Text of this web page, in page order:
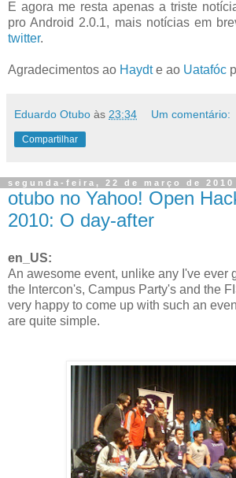
E agora me resta apenas a triste
pro Android 2.0.1, mais notícias em
twitter.
Agradecimentos ao Haydte ao Uatafóc
Eduardo Otubo às 23:34 Um comentário:
Compartilhar
segunda-feira, 22 de março de 2010
otubo no Yahoo! Open
2010: O day-after
en_US:
An awesome event, unlike any I've ever
the Intercon's, Campus Party's and the
very happy to come up with such an
are quite simple.